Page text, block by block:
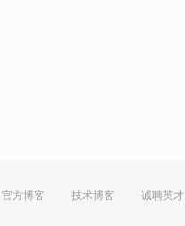
官方博客 技术博客 诚聘英才